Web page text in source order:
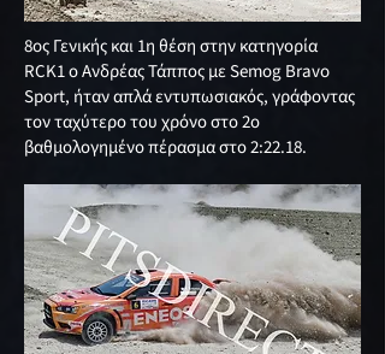
8oς Γενικής και 1η θέση στην κατηγορία
RCK1 ο Ανδρέας Τάππος με Semog Bravo
Sport, ήταν απλά εντυπωσιακός, γράφοντας
τον ταχύτερο του χρόνο στο 2ο
βαθμολογημένο πέρασμα στο 2:22.18.